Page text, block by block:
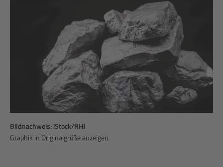
Bildnachweis: iStock/RHJ
Graphik in Originalgröße anzeigen